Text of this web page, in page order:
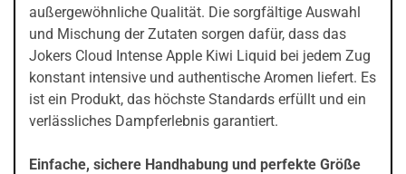
außergewöhnliche Qualität. Die sorgfältige Auswahl
und Mischung der Zutaten sorgen dafür, dass das
Jokers Cloud Intense Apple Kiwi Liquid bei jedem Zug
konstant intensive und authentische Aromen liefert. Es
ist ein Produkt, das höchste Standards erfüllt und ein
verlässliches Dampferlebnis garantiert.
Einfache, sichere Handhabung und perfekte Größe